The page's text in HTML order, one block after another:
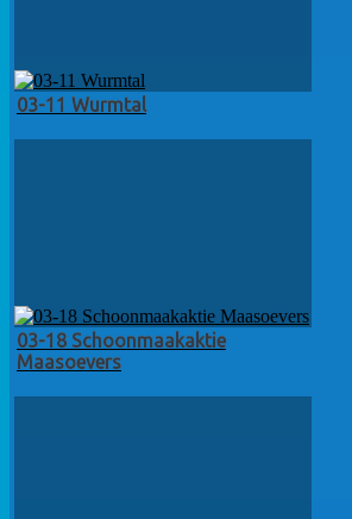
03-11 Wurmtal
03-18 Schoonmaakaktie
Maasoevers